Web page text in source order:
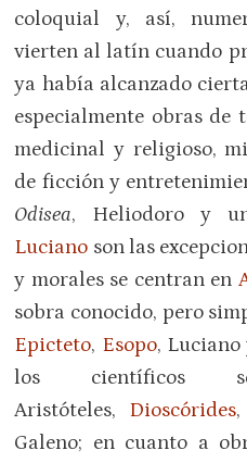
coloquial y, así,
vierten al latín cuando
ya había alcanzado
especialmente obras de
medicinal y religioso,
de ficción y
Odisea, Heliodoro y
Luciano son las
y morales se centran en
sobra conocido, pero
Epicteto, Esopo, Luciano
los científicos
Aristóteles, Dioscórides,
Galeno; en cuanto a